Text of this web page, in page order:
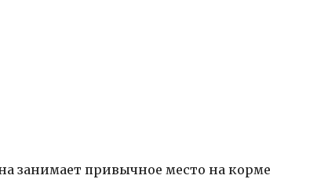
занимает привычное место на корме